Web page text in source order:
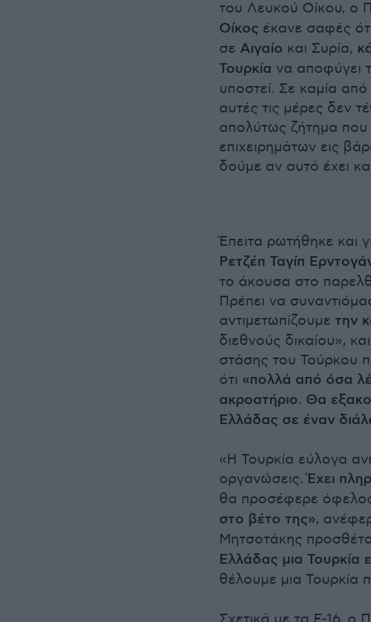
του Λευκού Οίκου, ο
Οίκος έκανε σαφές
σε Αιγαίο και Συρία,
Τουρκία να αποφύγει
υποστεί. Σε καμία
αυτές τις μέρες δεν
απολύτως ζήτημα
επιχειρημάτων εις
δούμε αν αυτό έχει
Έπειτα ρωτήθηκε και
Ρετζέπ Ταγίπ
το άκουσα στο
Πρέπει να
αντιμετωπίζουμε την
διεθνούς δικαίου»,
στάσης του Τούρκου
ότι «πολλά από όσα
ακροατήριο. Θα
Ελλάδας σε έναν
«Η Τουρκία εύλογα
οργανώσεις.Έχει
θα προσέφερε
στο βέτο της»,
Μητσοτάκης
Ελλάδας μια Τουρκία
θέλουμε μια Τουρκία